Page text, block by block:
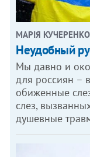
МАРІЯ КУЧЕРЕНКО
​Неудобный
Мы давно и
для россиян –
обиженные
слез,
душевные